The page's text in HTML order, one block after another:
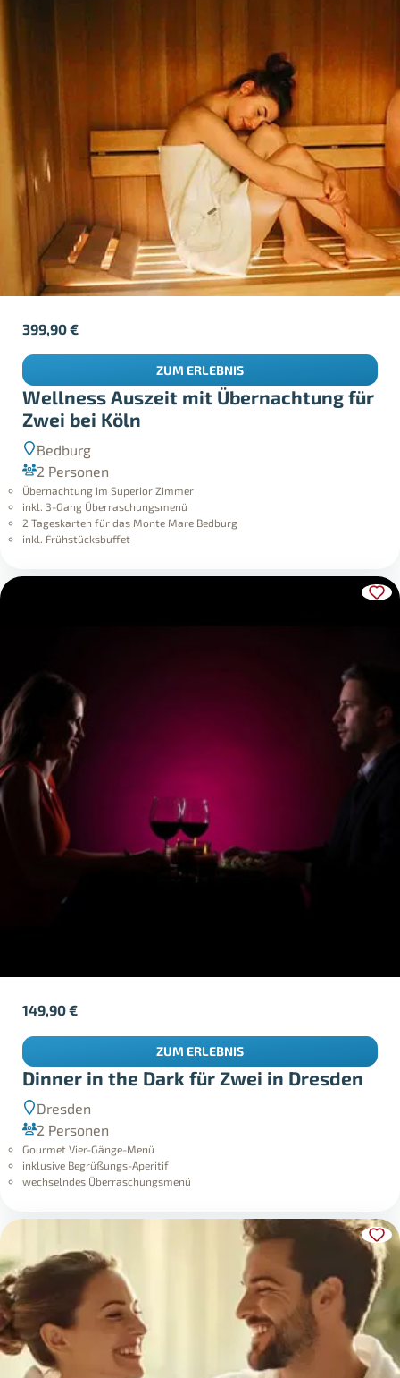
Wellness Auszeit mit Übernachtung für
Zwei bei Köln
Bedburg
2 Personen
Übernachtung im Superior Zimmer
inkl. 3-Gang Überraschungsmenü
2 Tageskarten für das Monte Mare Bedburg
inkl. Frühstücksbuffet
399,90€
ZUM ERLEBNIS
Dinner in the Dark für Zwei in Dresden
Dresden
2 Personen
Gourmet Vier-Gänge-Menü
inklusive Begrüßungs-Aperitif
wechselndes Überraschungsmenü
149,90€
ZUM ERLEBNIS